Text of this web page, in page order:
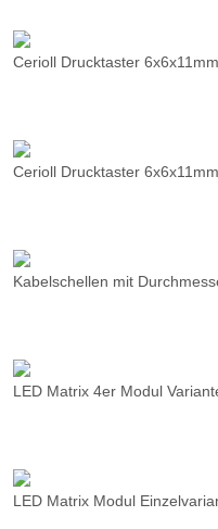
Cerioll Drucktaster
Cerioll Drucktaster
Kabelschellen mit
LED Matrix 4er Modul
LED Matrix Modul